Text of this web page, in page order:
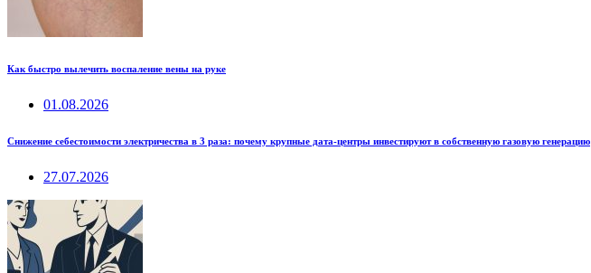
Как быстро вылечить воспаление вены на руке
01.08.2026
Снижение себестоимости электричества в 3 раза: почему крупные дата-центры инвестируют в собственную газовую генерацию
27.07.2026